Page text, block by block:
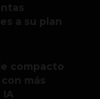
a su plan
compacto
más
IA